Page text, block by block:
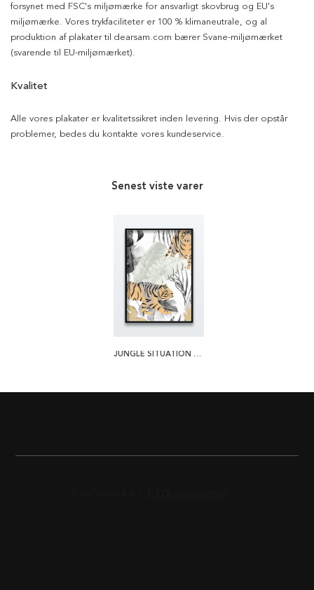
forsynet med FSC's miljømærke for ansvarligt skovbrug og EU's
miljømærke. Vores trykfaciliteter er 100 % klimaneutrale, og al
produktion af plakater til dearsam.com bærer Svane-miljømærket
(svarende til EU-miljømærket).
Kvalitet
Alle vores plakater er kvalitetssikret inden levering. Hvis der opstår
problemer, bedes du kontakte vores kundeservice.
Senest viste varer
JUNGLE SITUATION 1 PLAKAT